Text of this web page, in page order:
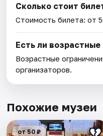
Сколько стоит
Стоимость билета: от
Есть ли возрастные
Возрастные
организаторов.
Похожие музеи
от 50 ₽